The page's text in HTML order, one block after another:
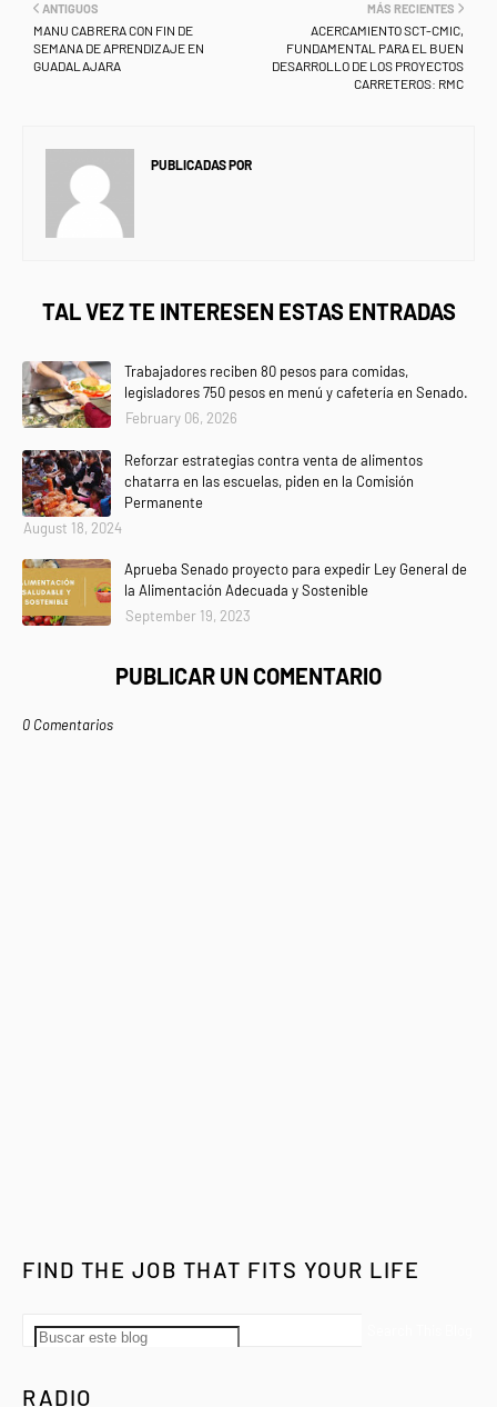
MÁS RECIENTES
ACERCAMIENTO SCT-CMIC,
FUNDAMENTAL PARA EL BUEN
DESARROLLO DE LOS PROYECTOS
CARRETEROS: RMC
ANTIGUOS
MANU CABRERA CON FIN DE
SEMANA DE APRENDIZAJE EN
GUADALAJARA
PUBLICADAS POR
TAL VEZ TE INTERESEN ESTAS ENTRADAS
Trabajadores reciben 80 pesos para comidas,
legisladores 750 pesos en menú y cafetería en Senado.
February 06, 2026
Reforzar estrategias contra venta de alimentos
chatarra en las escuelas, piden en la Comisión
Permanente
August 18, 2024
Aprueba Senado proyecto para expedir Ley General de
la Alimentación Adecuada y Sostenible
September 19, 2023
PUBLICAR UN COMENTARIO
0 Comentarios
FIND THE JOB THAT FITS YOUR LIFE
RADIO